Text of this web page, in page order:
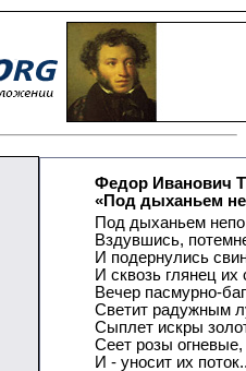
Федор Иванович
«Под дыханьем
Под дыханьем
Вздувшись,
И подернулись
И сквозь глянец их
Вечер пасмурно-
Светит радужным
Сыплет искры
Сеет розы огневые,
И - уносит их